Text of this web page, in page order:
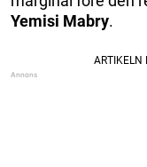
Yemisi Mabry.